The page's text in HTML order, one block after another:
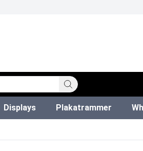
Displays Plakatrammer